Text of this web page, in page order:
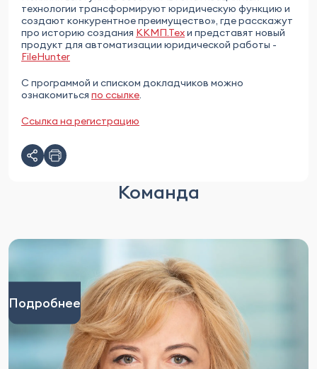
технологии трансформируют юридическую функцию и
создают конкурентное преимущество», где расскажут
про историю создания ККМП.Техи представят новый
продукт для автоматизации юридической работы -
FileHunter
С программой и списком докладчиков можно
ознакомиться по ссылке.
Ссылка на регистрацию
Команда
Подробнее